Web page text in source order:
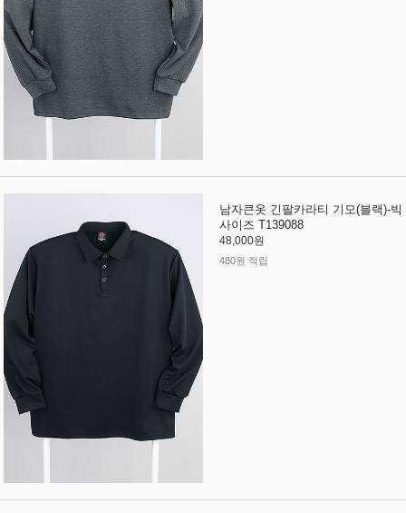
남자큰옷 긴팔카라티 기모(블랙)-빅
사이즈 T139088
48,000원
480원 적립